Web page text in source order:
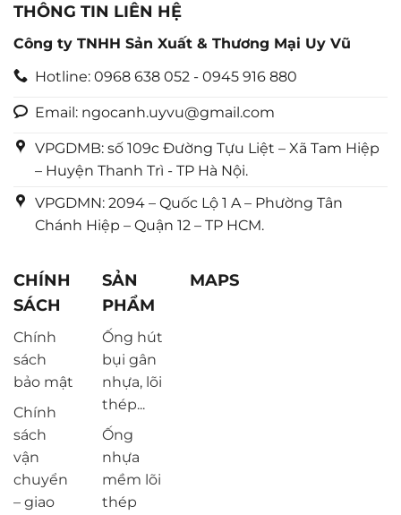
THÔNG TIN LIÊN HỆ
Công ty TNHH Sản Xuất & Thương Mại Uy Vũ
Hotline: 0968 638 052 - 0945 916 880
Email: ngocanh.uyvu@gmail.com
VPGDMB: số 109c Đường Tựu Liệt – Xã Tam Hiệp
– Huyện Thanh Trì - TP Hà Nội.
VPGDMN: 2094 – Quốc Lộ 1 A – Phường Tân
Chánh Hiệp – Quận 12 – TP HCM.
CHÍNH
SÁCH
Chính
sách
bảo mật
Chính
sách
vận
chuyển
– giao
SẢN
PHẨM
Ống hút
bụi gân
nhựa, lõi
thép...
Ống
nhựa
mềm lõi
thép
MAPS